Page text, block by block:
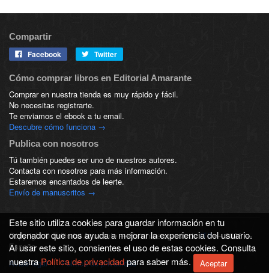
Compartir
Facebook Twitter
Cómo comprar libros en Editorial Amarante
Comprar en nuestra tienda es muy rápido y fácil.
No necesitas registrarte.
Te enviamos el ebook a tu email.
Descubre cómo funciona →
Publica con nosotros
Tú también puedes ser uno de nuestros autores.
Contacta con nosotros para más información.
Estaremos encantados de leerte.
Envío de manuscritos →
Copyright © Editorial Amarante — Es una empresa deITP— 2026 —
España
Aviso legal | Política de privacidad
Este sitio utiliza cookies para guardar información en tu
ordenador que nos ayuda a mejorar la experiencia del usuario.
Al usar este sitio, consientes el uso de estas cookies. Consulta
nuestraPolítica de privacidadpara saber más. Aceptar